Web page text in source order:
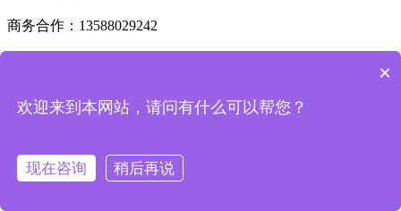
商务合作：13588029242
添加市场顾问
×
欢迎来到本网站，请问有什么可以帮您？
现在咨询 稍后再说